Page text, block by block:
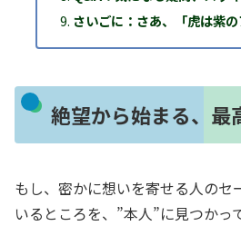
さいごに：さあ、「虎は紫
絶望から始まる、最
もし、密かに想いを寄せる人のセ
いるところを、”本人”に見つかっ